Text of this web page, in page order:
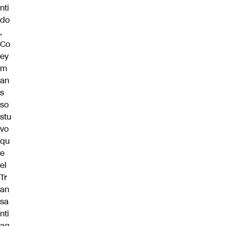
nti
do
,
Co
ey
m
an
s
so
stu
vo
qu
e
el
Tr
an
sa
nti